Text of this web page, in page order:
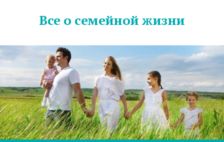
Все о семейной жизни